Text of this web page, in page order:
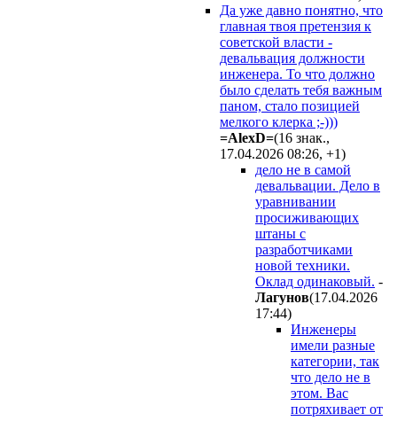
Да уже давно понятно, что
главная твоя претензия к
советской власти -
девальвация должности
инженера. То что должно
было сделать тебя важным
паном, стало позицией
мелкого клерка ;-)))
=AlexD=(16 знак.,
17.04.2026 08:26, +1)
дело не в самой
девальвации. Дело в
уравнивании
просиживающих
штаны с
разработчиками
новой техники.
Оклад одинаковый. -
Лaгyнoв(17.04.2026
17:44)
Инженеры
имели разные
категории, так
что дело не в
этом. Вас
потряхивает от